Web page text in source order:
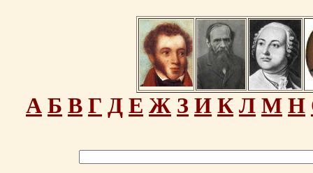
А Б В Г Д Е Ж З И К Л М Н